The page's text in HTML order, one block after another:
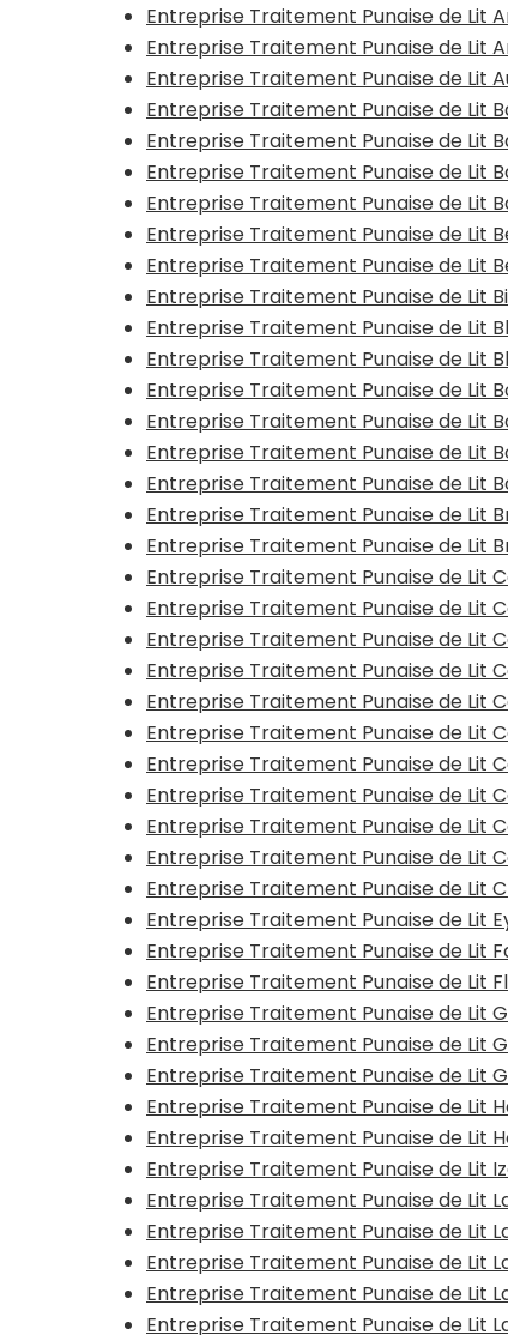
Entreprise Traitement Punaise de Lit
Entreprise Traitement Punaise de Lit
Entreprise Traitement Punaise de Lit
Entreprise Traitement Punaise de Lit
Entreprise Traitement Punaise de Lit
Entreprise Traitement Punaise de Lit
Entreprise Traitement Punaise de Lit
Entreprise Traitement Punaise de Lit
Entreprise Traitement Punaise de Lit
Entreprise Traitement Punaise de Lit
Entreprise Traitement Punaise de Lit
Entreprise Traitement Punaise de Lit
Entreprise Traitement Punaise de Lit
Entreprise Traitement Punaise de Lit
Entreprise Traitement Punaise de Lit
Entreprise Traitement Punaise de Lit
Entreprise Traitement Punaise de Lit
Entreprise Traitement Punaise de Lit
Entreprise Traitement Punaise de Lit
Entreprise Traitement Punaise de Lit
Entreprise Traitement Punaise de Lit
Entreprise Traitement Punaise de Lit
Entreprise Traitement Punaise de Lit
Entreprise Traitement Punaise de Lit
Entreprise Traitement Punaise de Lit
Entreprise Traitement Punaise de Lit
Entreprise Traitement Punaise de Lit
Entreprise Traitement Punaise de Lit
Entreprise Traitement Punaise de Lit
Entreprise Traitement Punaise de Lit
Entreprise Traitement Punaise de Lit
Entreprise Traitement Punaise de Lit
Entreprise Traitement Punaise de Lit
Entreprise Traitement Punaise de Lit
Entreprise Traitement Punaise de Lit
Entreprise Traitement Punaise de Lit
Entreprise Traitement Punaise de Lit
Entreprise Traitement Punaise de Lit
Entreprise Traitement Punaise de Lit
Entreprise Traitement Punaise de Lit
Entreprise Traitement Punaise de Lit
Entreprise Traitement Punaise de Lit
Entreprise Traitement Punaise de Lit